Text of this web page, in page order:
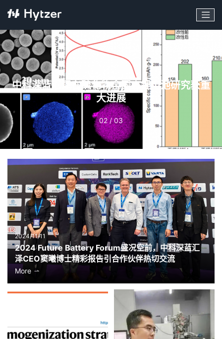
中科深蓝汇泽在硫化物全固态锂电池研究获重
大进展
02 / 03
2024/11/11
2024 Future Battery Forum盛况空前，中科深蓝汇
泽CEO窦曦博士精彩报告引合作伙伴热切交流
More